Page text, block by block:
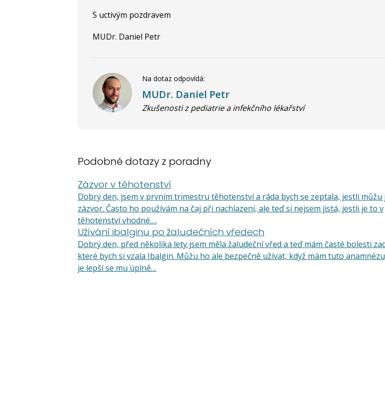
S uctivým pozdravem
MUDr. Daniel Petr
Na dotaz odpovídá:
MUDr. Daniel Petr
Zkušenosti z pediatrie a infekčního lékařství
Podobné dotazy z poradny
Zázvor v těhotenství
Dobrý den, jsem v prvním trimestru těhotenství a ráda bych se zeptala, jestli můžu
zázvor. Často ho používám na čaj při nachlazení, ale teď si nejsem jistá, jestli je to v
těhotenství vhodné.…
Užívání ibalginu po žaludečních vředech
Dobrý den, před několika lety jsem měla žaludeční vřed a teď mám časté bolesti
které bych si vzala Ibalgin. Můžu ho ale bezpečně užívat, když mám tuto
je lepší se mu úplně…